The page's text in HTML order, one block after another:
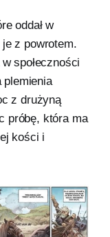
oddał w
z powrotem.
społeczności
plemienia
z drużyną
próbę, która ma
kości i